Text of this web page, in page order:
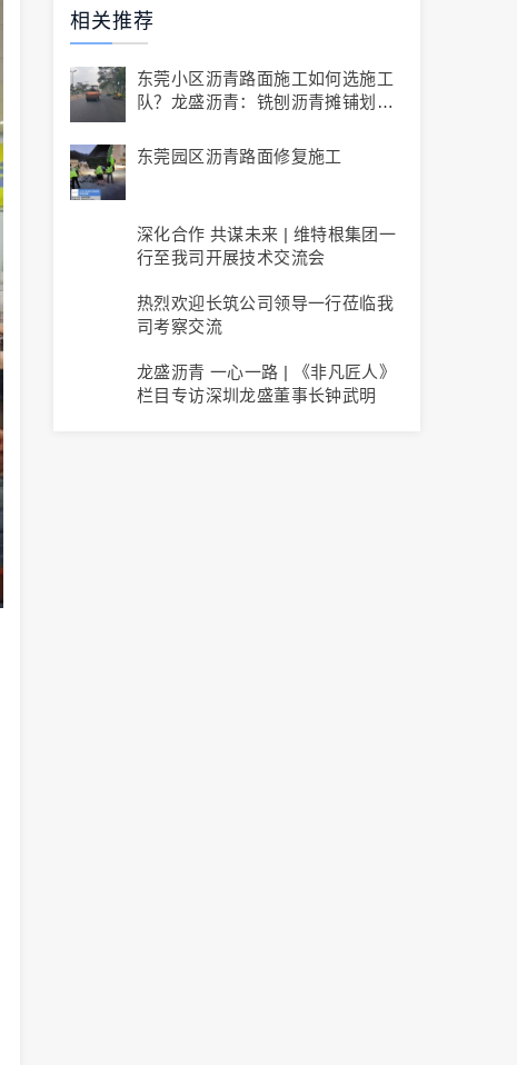
相关推荐
东莞小区沥青路面施工如何选施工
队？龙盛沥青：铣刨沥青摊铺划线
东莞园区沥青路面修复施工
深化合作 共谋未来 | 维特根集团一
行至我司开展技术交流会
热烈欢迎长筑公司领导一行莅临我
司考察交流
龙盛沥青 一心一路 | 《非凡匠人》
栏目专访深圳龙盛董事长钟武明